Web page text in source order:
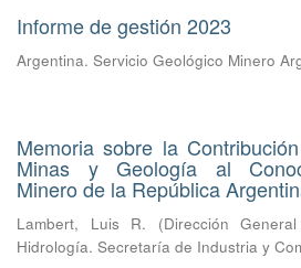
Informe de gestión 2023
Argentina. Servicio Geológico Minero
Memoria sobre la
Minas y Geología al
Minero de la República
Lambert, Luis R. (Dirección
Hidrología. Secretaría de Industria y